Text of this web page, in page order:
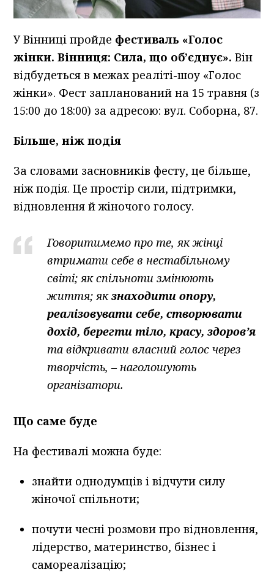
У Вінниці пройде фестиваль «Голос
жінки. Вінниця: Сила, що об’єднує». Він
відбудеться в межах реаліті-шоу «Голос
жінки». Фест запланований на 15 травня (з
15:00 до 18:00) за адресою: вул. Соборна, 87.
Більше, ніж подія
За словами засновників фесту, це більше,
ніж подія. Це простір сили, підтримки,
відновлення й жіночого голосу.
Говоритимемо про те, як жінці
втримати себе в нестабільному
світі; як спільноти змінюють
життя; якзнаходити опору,
реалізовувати себе, створювати
дохід, берегти тіло, красу, здоров’я
та відкривати власний голос через
творчість, – наголошують
організатори.
Що саме буде
На фестивалі можна буде:
знайти однодумців і відчути силу
жіночої спільноти;
почути чесні розмови про відновлення,
лідерство, материнство, бізнес і
самореалізацію;